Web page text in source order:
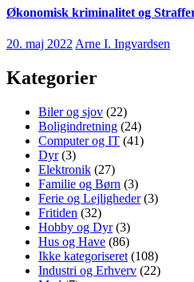
Økonomisk kriminalitet og
20. maj 2022 Arne I. Ingvardsen
Kategorier
Biler og sjov (22)
Boligindretning (24)
Computer og IT (41)
Dyr(3)
Elektronik (27)
Familie og Børn (3)
Ferie og Lejligheder(3)
Fritiden (32)
Hobby og Dyr(3)
Hus og Have (86)
Ikke kategoriseret (108)
Industri og Erhverv (22)